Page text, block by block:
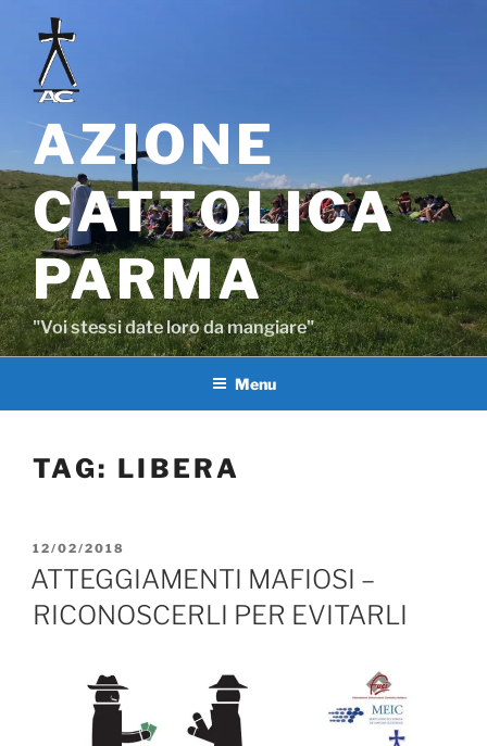
contenuto
AZIONE
CATTOLICA
PARMA
"Voi stessi date loro da mangiare"
Menu
TAG: LIBERA
PUBBLICATO
IL
12/02/2018
ATTEGGIAMENTI MAFIOSI –
RICONOSCERLI PER EVITARLI